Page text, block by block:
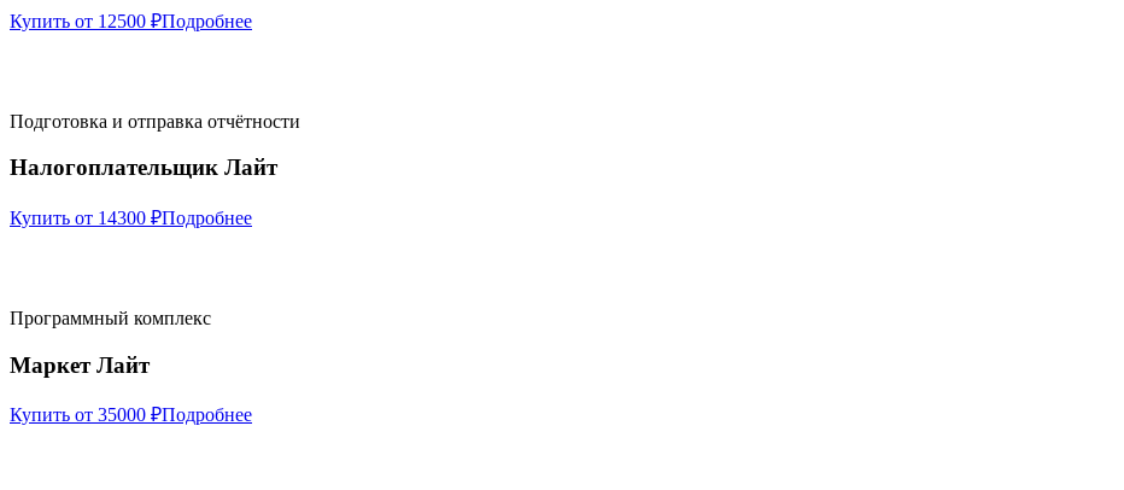
Купить от 12500 ₽Подробнее
Подготовка и отправка отчётности
Налогоплательщик Лайт
Купить от 14300 ₽Подробнее
Программный комплекс
Маркет Лайт
Купить от 35000 ₽Подробнее